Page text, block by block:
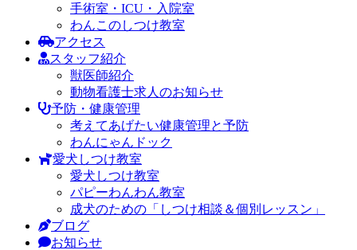
手術室・ICU・入院室
わんこのしつけ教室
アクセス
スタッフ紹介
獣医師紹介
動物看護士求人のお知らせ
予防・健康管理
考えてあげたい健康管理と予防
わんにゃんドック
愛犬しつけ教室
愛犬しつけ教室
パピーわんわん教室
成犬のための「しつけ相談＆個別レッスン」
ブログ
お知らせ